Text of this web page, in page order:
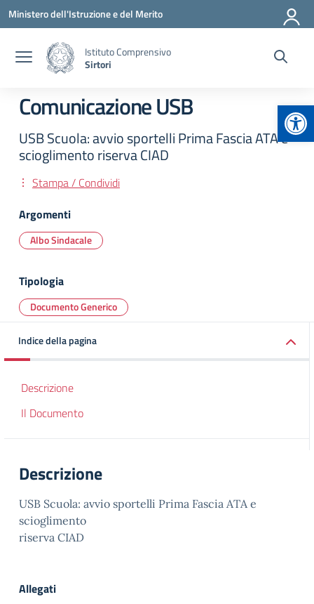
Vai ai contenuti
Vai al menu di navigazione
Vai al footer
Ministero dell'Istruzione e del Merito
Istituto Comprensivo
Sirtori
Comunicazione USB
USB Scuola: avvio sportelli Prima Fascia ATA e
scioglimento riserva CIAD
Stampa / Condividi
Argomenti
Albo Sindacale
Tipologia
Documento Generico
Indice della pagina
Descrizione
Il Documento
Descrizione
USB Scuola: avvio sportelli Prima Fascia ATA e
scioglimento
riserva CIAD
Allegati